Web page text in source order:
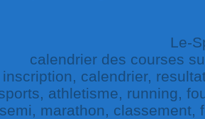
Le-
calendrier des courses
inscription, calendrier,
athletisme, running,
semi, marathon, classement,